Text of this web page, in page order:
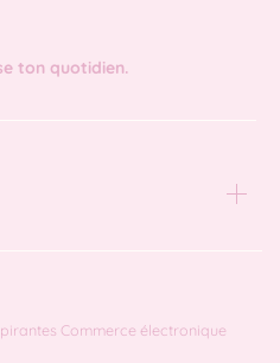
ton quotidien.
Commerce électronique